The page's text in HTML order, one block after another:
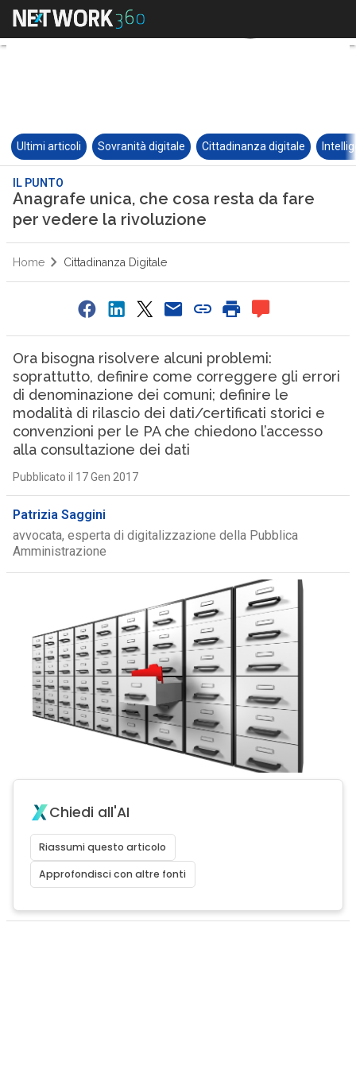
Ultimi articoli Sovranità digitale Cittadinanza digitale
IL PUNTO
Anagrafe unica, che cosa resta da fare
per vedere la rivoluzione
Home Cittadinanza Digitale
Ora bisogna risolvere alcuni problemi:
soprattutto, definire come correggere gli errori
di denominazione dei comuni; definire le
modalità di rilascio dei dati/certificati storici e
convenzioni per le PA che chiedono l’accesso
alla consultazione dei dati
Pubblicato il 17 Gen 2017
Patrizia Saggini
avvocata, esperta di digitalizzazione della Pubblica
Amministrazione
Chiedi all'AI
Riassumi questo articolo
Approfondisci con altre fonti